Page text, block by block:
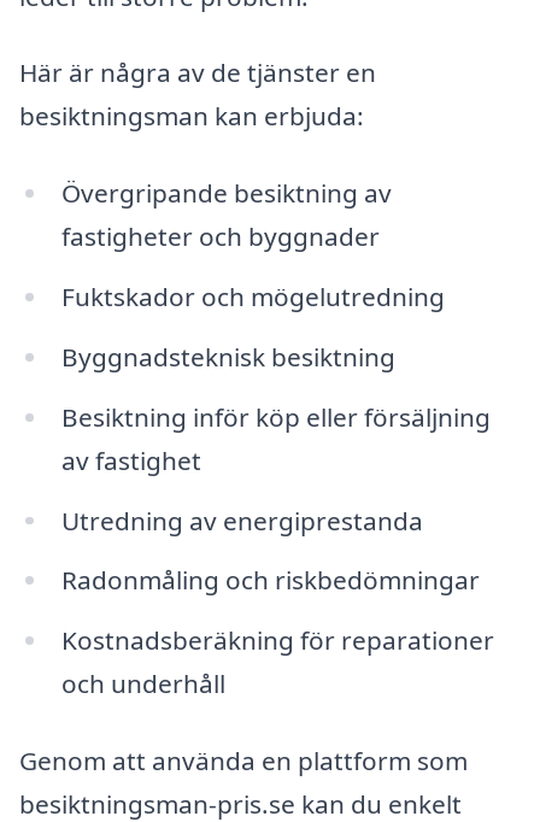
Här är några av de tjänster en
besiktningsman kan erbjuda:
Övergripande besiktning av
fastigheter och byggnader
Fuktskador och mögelutredning
Byggnadsteknisk besiktning
Besiktning inför köp eller försäljning
av fastighet
Utredning av energiprestanda
Radonmåling och riskbedömningar
Kostnadsberäkning för reparationer
och underhåll
Genom att använda en plattform som
besiktningsman-pris.se kan du enkelt